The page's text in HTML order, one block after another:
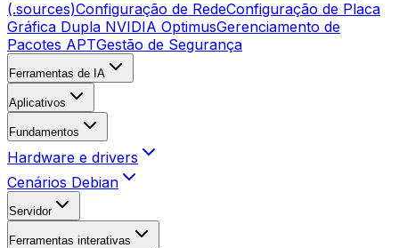
(.sources)Configuração de RedeConfiguração de Placa
Gráfica Dupla NVIDIA OptimusGerenciamento de
Pacotes APTGestão de Segurança
Ferramentas de IA
Aplicativos
Fundamentos
Hardware e drivers
Cenários Debian
Servidor
Ferramentas interativas